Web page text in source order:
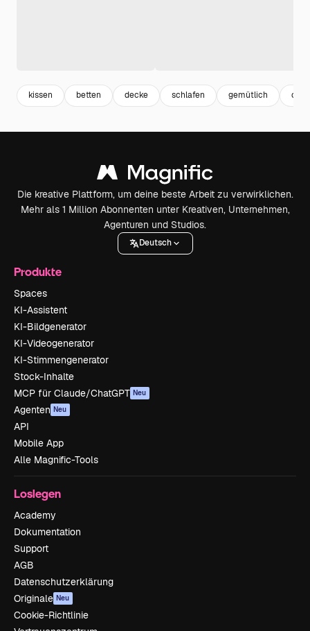
kissen betten decke schlafen gemütlich
Die kreative Plattform, um deine beste Arbeit zu verwirklichen.
Mehr als 1 Million Abonnenten unter Kreativen, Unternehmen,
Agenturen und Studios.
Deutsch
Produkte
Spaces
KI-Assistent
KI-Bildgenerator
KI-Videogenerator
KI-Stimmengenerator
Stock-Inhalte
MCP für Claude/ChatGPT Neu
Agenten Neu
API
Mobile App
Alle Magnific-Tools
Loslegen
Academy
Dokumentation
Support
AGB
Datenschutzerklärung
Originale Neu
Cookie-Richtlinie